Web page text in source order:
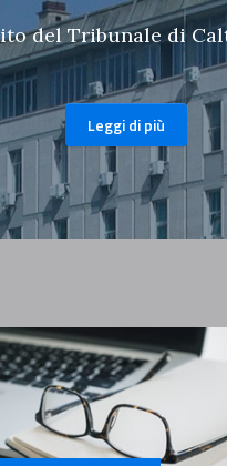
del Tribunale di
Leggi di più